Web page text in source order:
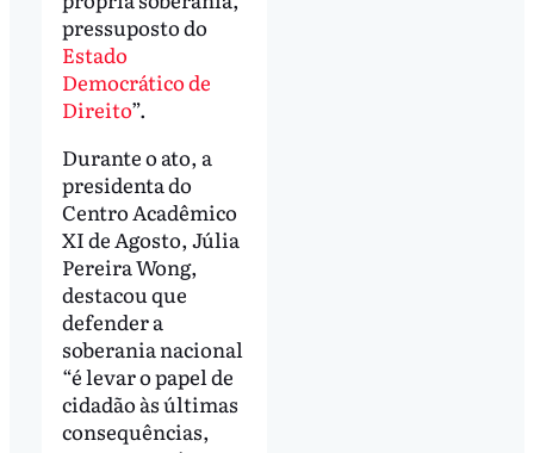
pressuposto do
Estado
Democrático de
Direito”.
Durante o ato, a
presidenta do
Centro Acadêmico
XI de Agosto, Júlia
Pereira Wong,
destacou que
defender a
soberania nacional
“é levar o papel de
cidadão às últimas
consequências,